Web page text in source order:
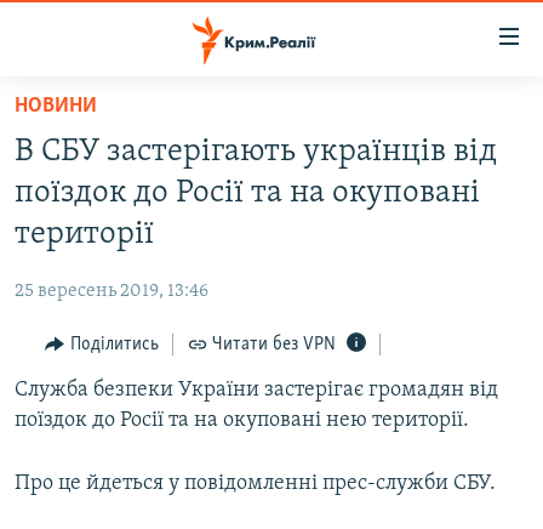
Перейти
основного
матеріалу
до
основної
навігації
Перейти
пошуку
ВІДЕО ТА ФОТО
БЛОГИ
ПОГЛЯД
ІНТЕРВ'Ю
ВСЕ ЗА ДЕНЬ
СПЕЦПРОЕКТИ
НОВИНИ
В СБУ застерігають українців від
поїздок до Росії та на окуповані
території
25 вересень 2019, 13:46
Поділитись Читати без VPN
Служба безпеки України застерігає громадян від
поїздок до Росії та на окуповані нею території.
Про це йдеться у повідомленні прес-служби СБУ.